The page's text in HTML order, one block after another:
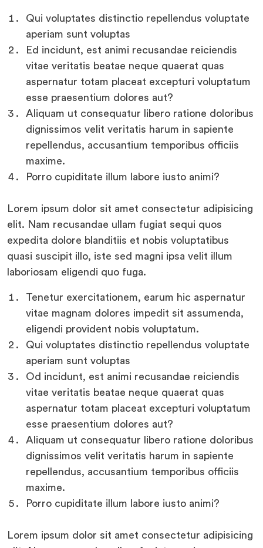
Qui voluptates distinctio repellendus voluptate
aperiam sunt voluptas
Ed incidunt, est animi recusandae reiciendis
vitae veritatis beatae neque quaerat quas
aspernatur totam placeat excepturi voluptatum
esse praesentium dolores aut?
Aliquam ut consequatur libero ratione doloribus
dignissimos velit veritatis harum in sapiente
repellendus, accusantium temporibus officiis
maxime.
Porro cupiditate illum labore iusto animi?
Lorem ipsum dolor sit amet consectetur adipisicing
elit. Nam recusandae ullam fugiat sequi quos
expedita dolore blanditiis et nobis voluptatibus
quasi suscipit illo, iste sed magni ipsa velit illum
laboriosam eligendi quo fuga.
Tenetur exercitationem, earum hic aspernatur
vitae magnam dolores impedit sit assumenda,
eligendi provident nobis voluptatum.
Qui voluptates distinctio repellendus voluptate
aperiam sunt voluptas
Od incidunt, est animi recusandae reiciendis
vitae veritatis beatae neque quaerat quas
aspernatur totam placeat excepturi voluptatum
esse praesentium dolores aut?
Aliquam ut consequatur libero ratione doloribus
dignissimos velit veritatis harum in sapiente
repellendus, accusantium temporibus officiis
maxime.
Porro cupiditate illum labore iusto animi?
Lorem ipsum dolor sit amet consectetur adipisicing